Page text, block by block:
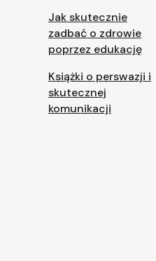
Jak skutecznie
zadbać o zdrowie
poprzez edukację
Książki o perswazji i
skutecznej
komunikacji